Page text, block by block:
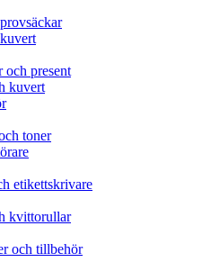
och present
kuvert
toner
etikettskrivare
kvittorullar
och tillbehör